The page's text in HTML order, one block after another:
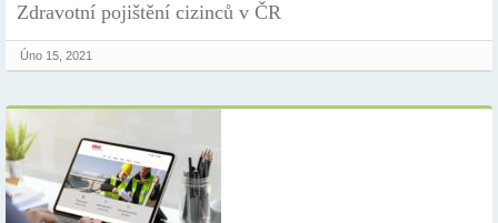
Zdravotní pojištění cizinců v ČR
Úno 15, 2021